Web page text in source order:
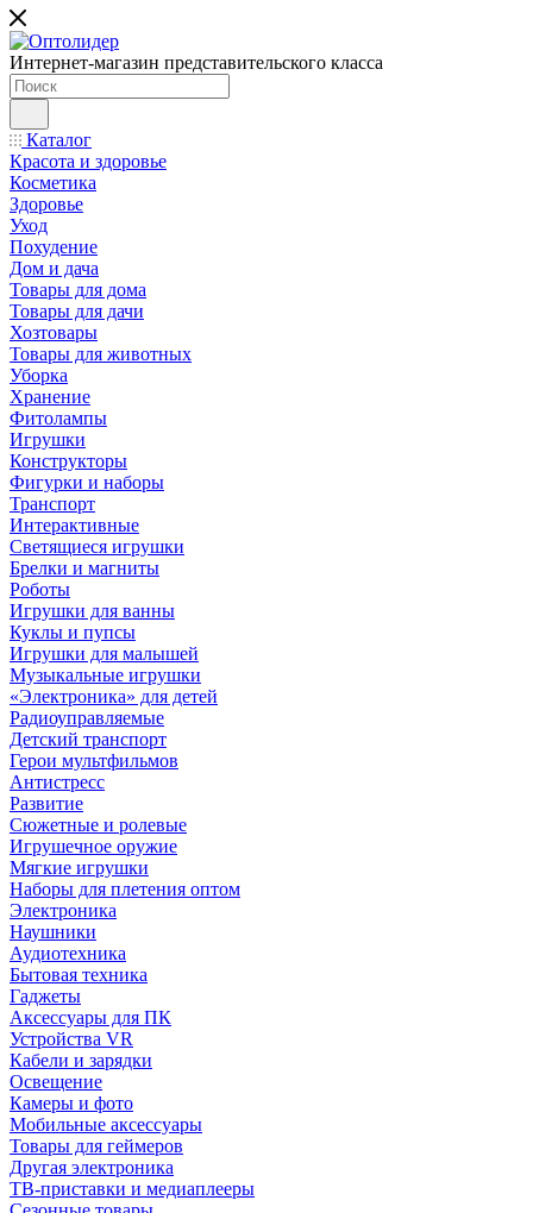
Интернет-магазин представительского класса
Каталог
Красота и здоровье
Косметика
Здоровье
Уход
Похудение
Дом и дача
Товары для дома
Товары для дачи
Хозтовары
Товары для животных
Уборка
Хранение
Фитолампы
Игрушки
Конструкторы
Фигурки и наборы
Транспорт
Интерактивные
Светящиеся игрушки
Брелки и магниты
Роботы
Игрушки для ванны
Куклы и пупсы
Игрушки для малышей
Музыкальные игрушки
«Электроника» для детей
Радиоуправляемые
Детский транспорт
Герои мультфильмов
Антистресс
Развитие
Сюжетные и ролевые
Игрушечное оружие
Мягкие игрушки
Наборы для плетения оптом
Электроника
Наушники
Аудиотехника
Бытовая техника
Гаджеты
Аксессуары для ПК
Устройства VR
Кабели и зарядки
Освещение
Камеры и фото
Мобильные аксессуары
Товары для геймеров
Другая электроника
ТВ-приставки и медиаплееры